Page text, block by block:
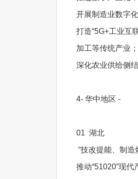
开展制造业数字
打造“5G+工业互
加工等传统产业；
深化农业供给侧
4- 华中地区 -
01 湖北
“技改提能、制造
推动“51020”现